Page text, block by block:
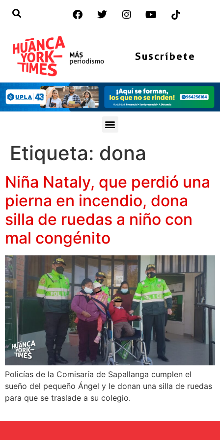
Suscríbete
Etiqueta: dona
Niña Nataly, que perdió una
pierna en incendio, dona
silla de ruedas a niño con
mal congénito
Policías de la Comisaría de Sapallanga cumplen el
sueño del pequeño Ángel y le donan una silla de ruedas
para que se traslade a su colegio.